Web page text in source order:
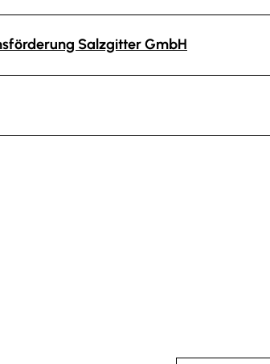
Salzgitter GmbH